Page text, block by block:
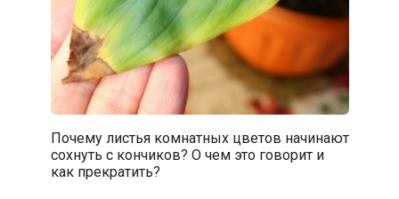
Почему листья комнатных цветов начинают
сохнуть с кончиков? О чем это говорит и
как прекратить?